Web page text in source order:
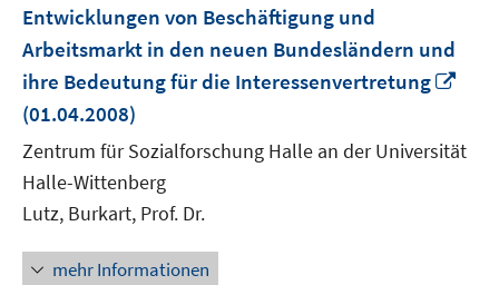
Entwicklungen von Beschäftigung und
Arbeitsmarkt in den neuen Bundesländern und
ihre Bedeutung für die Interessenvertretung
(01.04.2008)
Zentrum für Sozialforschung Halle an der Universität
Halle-Wittenberg
Lutz, Burkart, Prof. Dr.
mehr Informationen